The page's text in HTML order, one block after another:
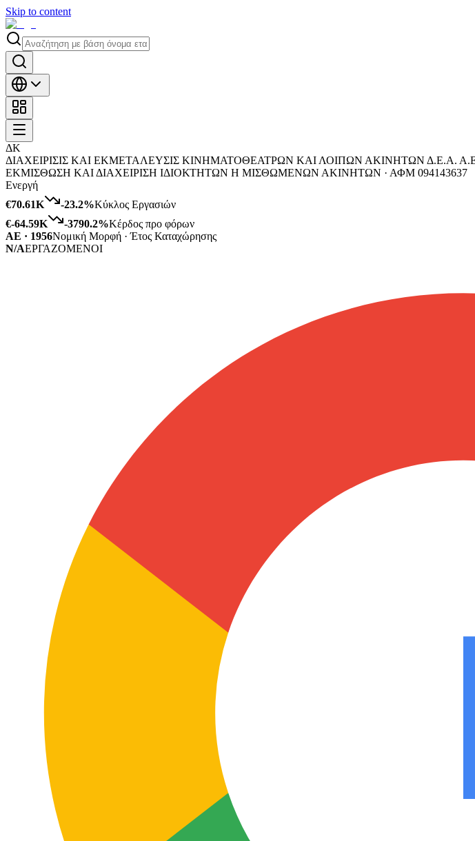
Skip to content
ΔΚ
ΔΙΑΧΕΙΡΙΣΙΣ ΚΑΙ ΕΚΜΕΤΑΛΕΥΣΙΣ ΚΙΝΗΜΑΤΟΘΕΑΤΡΩΝ ΚΑΙ ΛΟΙΠΩΝ ΑΚΙΝΗΤΩΝ Δ.Ε.Α.
ΕΚΜΙΣΘΩΣΗ ΚΑΙ ΔΙΑΧΕΙΡΙΣΗ ΙΔΙΟΚΤΗΤΩΝ Η ΜΙΣΘΩΜΕΝΩΝ ΑΚΙΝΗΤΩΝ · ΑΦΜ 094143637
Ενεργή
€70.61K
-23.2%Κύκλος Εργασιών
€-64.59K
-3790.2%Κέρδος προ φόρων
ΑΕ · 1956Νομική Μορφή · Έτος Καταχώρησης
N/AΕΡΓΑΖΟΜΕΝΟΙ